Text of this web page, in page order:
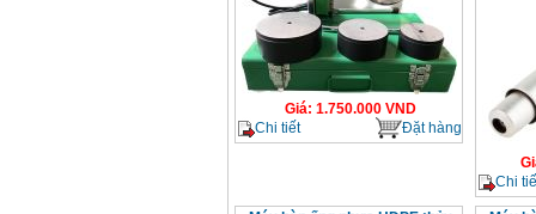
Giá: 1.750.000VND
Chi tiết
Đặt hàng
Chi